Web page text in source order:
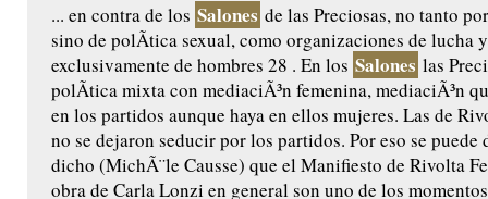
... en contra de los Salones de las Preciosas, no tanto
sino de polÃ­tica sexual, como organizaciones de lucha
exclusivamente de hombres 28 . En los Salones las
polÃ­tica mixta con mediaciÃ³n femenina, mediaciÃ³n
en los partidos aunque haya en ellos mujeres. Las de
no se dejaron seducir por los partidos. Por eso se puede
dicho (MichÃ¨le Causse) que el Manifiesto de Rivolta
obra de Carla Lonzi en general son uno de los